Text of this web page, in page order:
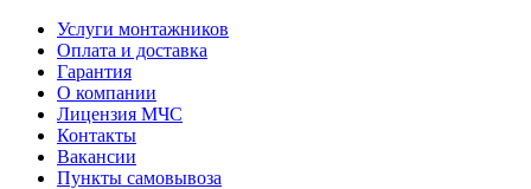
Услуги монтажников
Оплата и доставка
Гарантия
О компании
Лицензия МЧС
Контакты
Вакансии
Пункты самовывоза